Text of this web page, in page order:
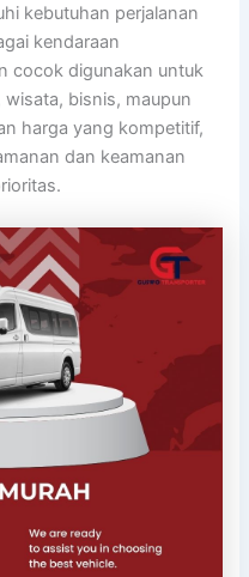
kebutuhan perjalanan
kendaraan
cocok digunakan untuk
bisnis, maupun
harga yang kompetitif,
dan keamanan